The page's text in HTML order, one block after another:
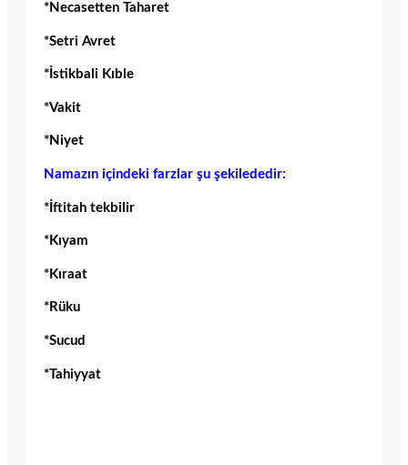
*Necasetten Taharet
*Setri Avret
*İstikbali Kıble
*Vakit
*Niyet
Namazın içindeki farzlar şu şekilededir:
*İftitah tekbilir
*Kıyam
*Kıraat
*Rüku
*Sucud
*Tahiyyat